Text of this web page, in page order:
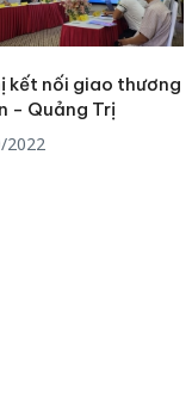
kết nối giao thương
- Quảng Trị
2022